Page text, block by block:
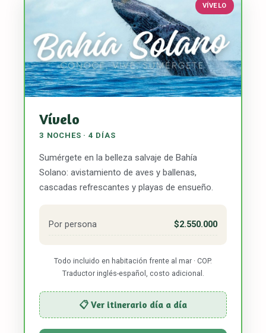
VÍVELO
Vívelo
3 NOCHES · 4 DÍAS
Sumérgete en la belleza salvaje de Bahía
Solano: avistamiento de aves y ballenas,
cascadas refrescantes y playas de ensueño.
Por persona $2.550.000
Todo incluido en habitación frente al mar · COP.
Traductor inglés-español, costo adicional.
📋 Ver itinerario día a día